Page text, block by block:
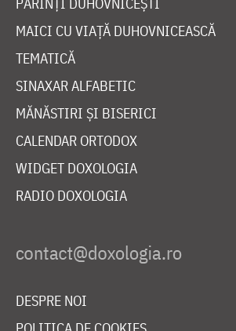
MAICI CU VIAȚĂ DUHOVNICEASCĂ
TEMATICĂ
SINAXAR ALFABETIC
MĂNĂSTIRI ȘI BISERICI
CALENDAR ORTODOX
WIDGET DOXOLOGIA
RADIO DOXOLOGIA
DESPRE NOI